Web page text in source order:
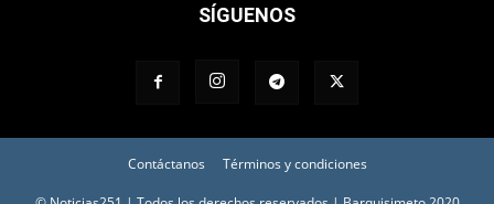
SÍGUENOS
Contáctanos Términos y condiciones